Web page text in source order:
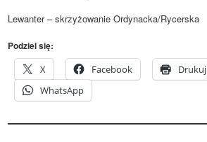
Lewanter – skrzyżowanie Ordynacka/Rycerska
Podziel się:
X
Facebook
Drukuj
WhatsApp